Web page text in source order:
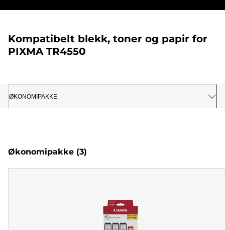
Kompatibelt blekk, toner og papir for
PIXMA TR4550
ØKONOMIPAKKE
Økonomipakke (3)